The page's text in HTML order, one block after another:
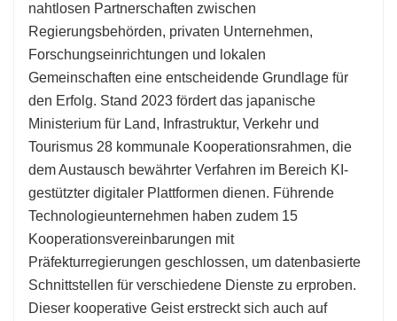
nahtlosen Partnerschaften zwischen
Regierungsbehörden, privaten Unternehmen,
Forschungseinrichtungen und lokalen
Gemeinschaften eine entscheidende Grundlage für
den Erfolg. Stand 2023 fördert das japanische
Ministerium für Land, Infrastruktur, Verkehr und
Tourismus 28 kommunale Kooperationsrahmen, die
dem Austausch bewährter Verfahren im Bereich KI-
gestützter digitaler Plattformen dienen. Führende
Technologieunternehmen haben zudem 15
Kooperationsvereinbarungen mit
Präfekturregierungen geschlossen, um datenbasierte
Schnittstellen für verschiedene Dienste zu erproben.
Dieser kooperative Geist erstreckt sich auch auf